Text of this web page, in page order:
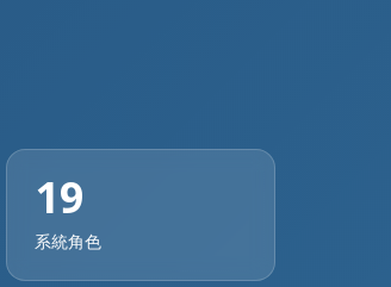
19
系統角色